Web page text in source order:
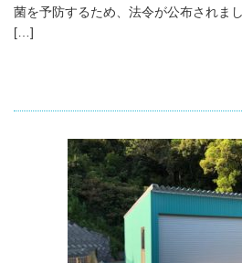
菌を予防するため、法令が公布されま
[…]